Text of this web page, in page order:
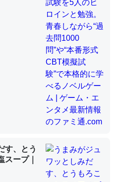
か。知らんかった。調べたら
ビの600分の1程度。
の大問題＝「昆虫はなぜ海にいな
も酸素も不足してて両方に不
では」とあって面白い。海に
ミグモ）はカルシウムを使わ
す、とう
スープ｜